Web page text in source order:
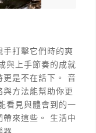
打擊它們時的爽
與上手節奏的成就
更是不在話下。 音
方法能幫助你更
看見與體會到的一
來這些。 生活中